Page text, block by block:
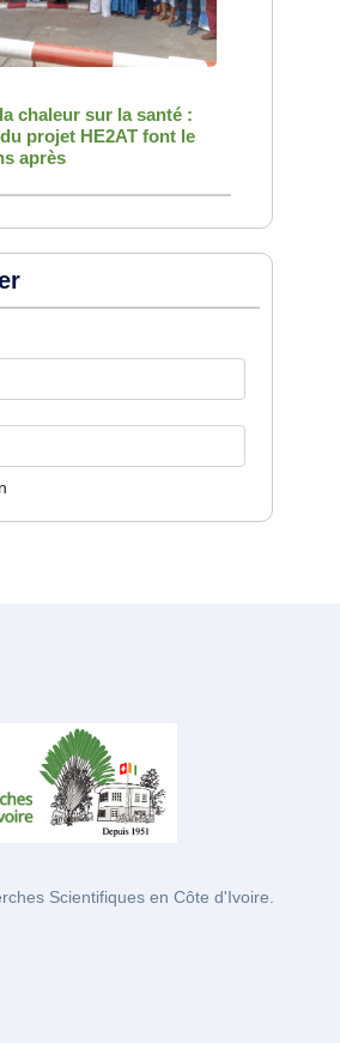
chaleur sur la santé :
projet HE2AT font le
après
Scientifiques en Côte d'Ivoire.